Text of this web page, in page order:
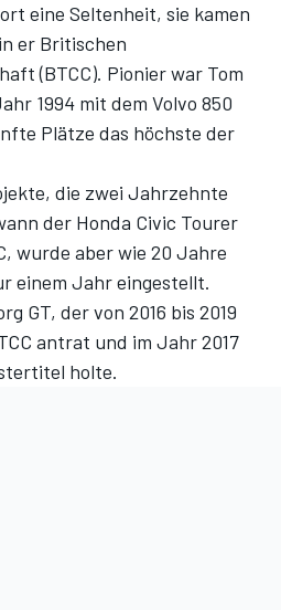
eine Seltenheit, sie kamen
er Britischen
(BTCC). Pionier war Tom
1994 mit dem Volvo 850
Plätze das höchste der
die zwei Jahrzehnte
der Honda Civic Tourer
wurde aber wie 20 Jahre
einem Jahr eingestellt.
GT, der von 2016 bis 2019
antrat und im Jahr 2017
holte.